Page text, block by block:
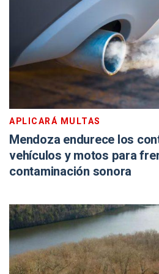
APLICARÁ MULTAS
Mendoza endurece los
vehículos y motos para
contaminación sonora